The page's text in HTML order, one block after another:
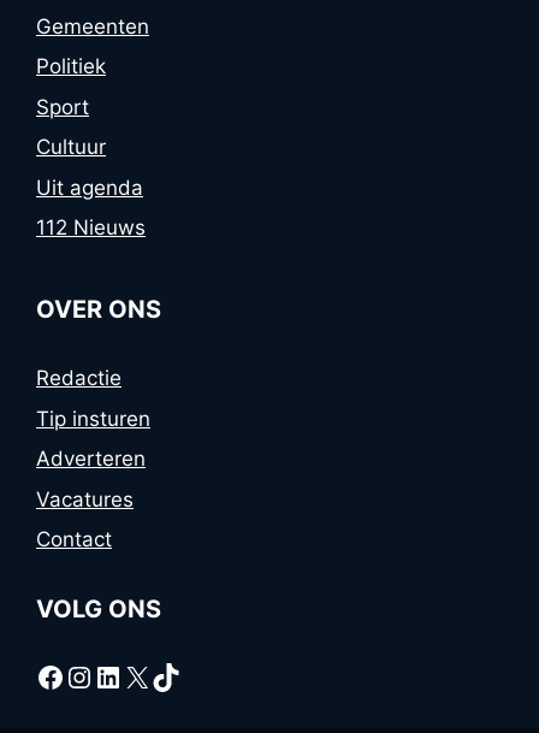
Gemeenten
Politiek
Sport
Cultuur
Uit agenda
112 Nieuws
OVER ONS
Redactie
Tip insturen
Adverteren
Vacatures
Contact
VOLG ONS
Facebook
Instagram
LinkedIn
X TikTok